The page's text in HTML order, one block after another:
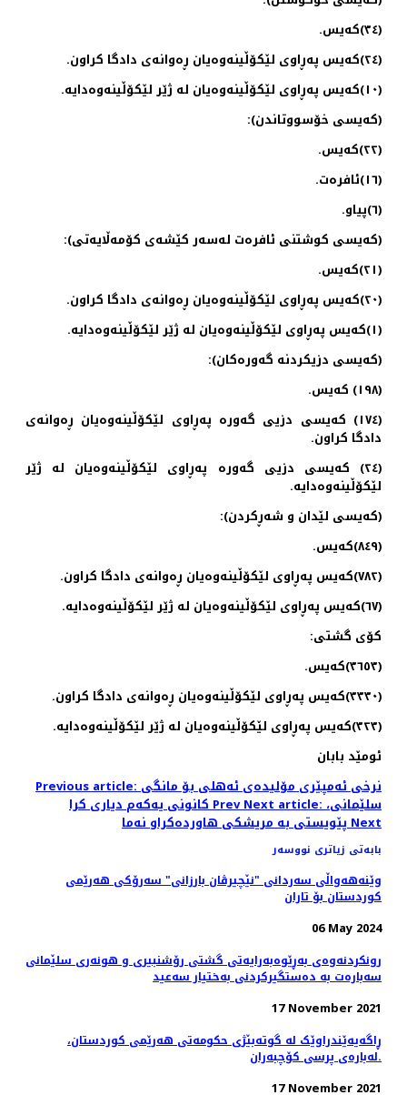
(٣٤)كەیس.
(٢٤)كەیس پەڕاوی لێكۆڵینەوەیان ڕەوانەی دادگا كراون.
(١٠)كەیس پەڕاوی لێكۆڵینەوەیان لە ژێر لێكۆڵینەوەدایە.
(كەیسی خۆسووتاندن):
(٢٢)كەیس.
(١٦)ئافرەت.
(٦)پیاو.
(كەیسی كوشتنی ئافرەت لەسەر كێشەی كۆمەڵایەتی):
(٢١)كەیس.
(٢٠)كەیس پەڕاوی لێكۆڵینەوەیان ڕەوانەی دادگا كراون.
(١)كەیس پەڕاوی لێكۆڵینەوەیان لە ژێر لێكۆڵینەوەدایە.
(كەیسی دزیكردنە گەورەكان):
(۱۹۸) كەیس.
(۱۷٤) كەیسی دزیی گەورە پەڕاوی لێكۆڵینەوەیان ڕەوانەی
دادگا كراون.
(۲٤) كەیسی دزیی گەورە پەڕاوی لێكۆڵینەوەیان لە ژێر
لێكۆڵینەوەدایە.
(كەیسی لێدان و شەڕكردن):
(٨٤٩)كەیس.
(٧٨٢)كەیس پەڕاوی لێكۆڵینەوەیان ڕەوانەی دادگا كراون.
(٦٧)كەیس پەڕاوی لێكۆڵینەوەیان لە ژێر لێكۆڵینەوەدایە.
كۆی گشتی:
(٣٦٥٣)كەیس.
(٣٣٣٠)كەیس پەڕاوی لێكۆڵینەوەیان ڕەوانەی دادگا كراون.
(٣٢٣)كەیس پەڕاوی لێكۆڵینەوەیان لە ژێر لێكۆڵینەوەدایە.
ئومێد بابان
Previous article: نرخی ئەمپێری مۆلیدەی ئەهلی بۆ مانگی
كانونی یەكەم دیاری كراPrevNext article: سلێمانی،
پێویستی به‌ مریشكی هاورده‌كراو نه‌ما‌Next
بابەتی زیاتری نووسەر
وێنه‌هه‌واڵی سه‌ردانی "نێچیرڤان بارزانی" سەرۆکی هەرێمی
کوردستان بۆ تاران
06 May 2024
رونکردنەوەی بەڕێوەبەرایەتی گشتی رۆشنبیری و هونەری سلێمانی
سەبارەت بە دەستگیرکردنی بەختیار سەعید
17 November 2021
ڕاگەیەێندراوێک لە گوتەبێژی حکومەتی ھەرێمی کوردستان،
لەبارەی پرسی کۆچبەران.
17 November 2021